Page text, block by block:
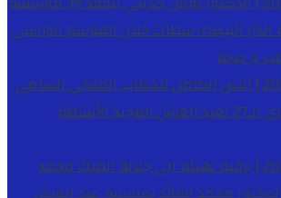
البيضاء-سطات خلال الموسم الدراسي
و صحة
النص الكامل للخطاب الملكي السامي
المجيد
الأنشطة
برقية تهنئة الى جلالة الملك محمد